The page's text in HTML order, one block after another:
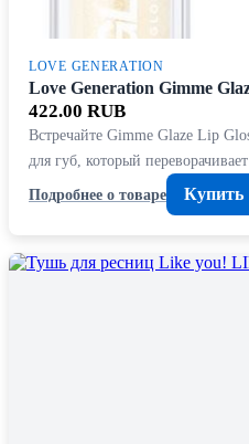
LOVE GENERATION
Love Generation Gimme
422.00 RUB
Встречайте Gimme Glaze Lip
для губ, который
Подробнее о товаре
Купить